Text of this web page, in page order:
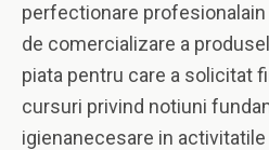
perfectionare
de comercializare a
piata pentru care a solicitat
cursuri privind notiuni
igienanecesare in